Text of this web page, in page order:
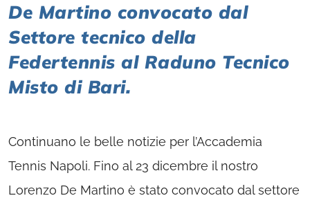
De Martino convocato dal
Settore tecnico della
Federtennis al Raduno Tecnico
Misto di Bari.
Continuano le belle notizie per l’Accademia
Tennis Napoli. Fino al 23 dicembre il nostro
Lorenzo De Martino è stato convocato dal settore